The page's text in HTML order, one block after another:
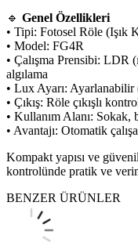
🔹 Genel Özellikleri
• Tipi: Fotosel Röle (Işık
• Model: FG4R
• Çalışma Prensibi: LDR
algılama
• Lux Ayarı: Ayarlanabilir
• Çıkış: Röle çıkışlı
• Kullanım Alanı: Sokak,
• Avantajı: Otomatik
Kompakt yapısı ve
kontrolünde pratik ve
BENZER ÜRÜNLER